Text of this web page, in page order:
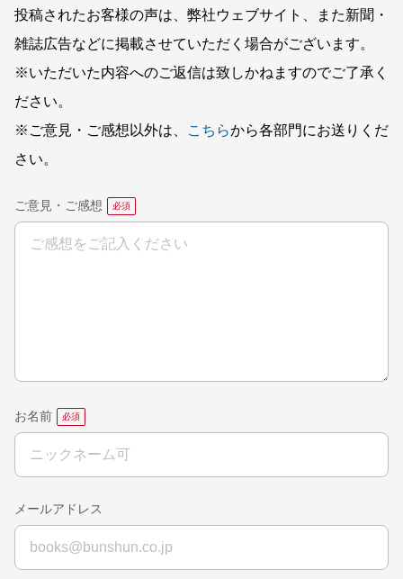
投稿されたお客様の声は、弊社ウェブサイト、また新聞・
雑誌広告などに掲載させていただく場合がございます。
※いただいた内容へのご返信は致しかねますのでご了承く
ださい。
※ご意見・ご感想以外は、
こちらから各部門にお送りくだ
さい。
ご意見・ご感想
お名前
メールアドレス